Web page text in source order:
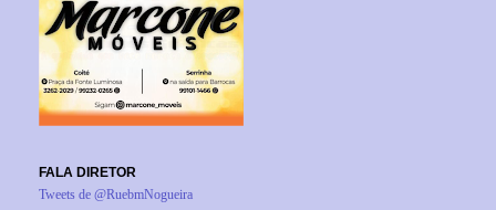
FALA DIRETOR
Tweets de @RuebmNogueira